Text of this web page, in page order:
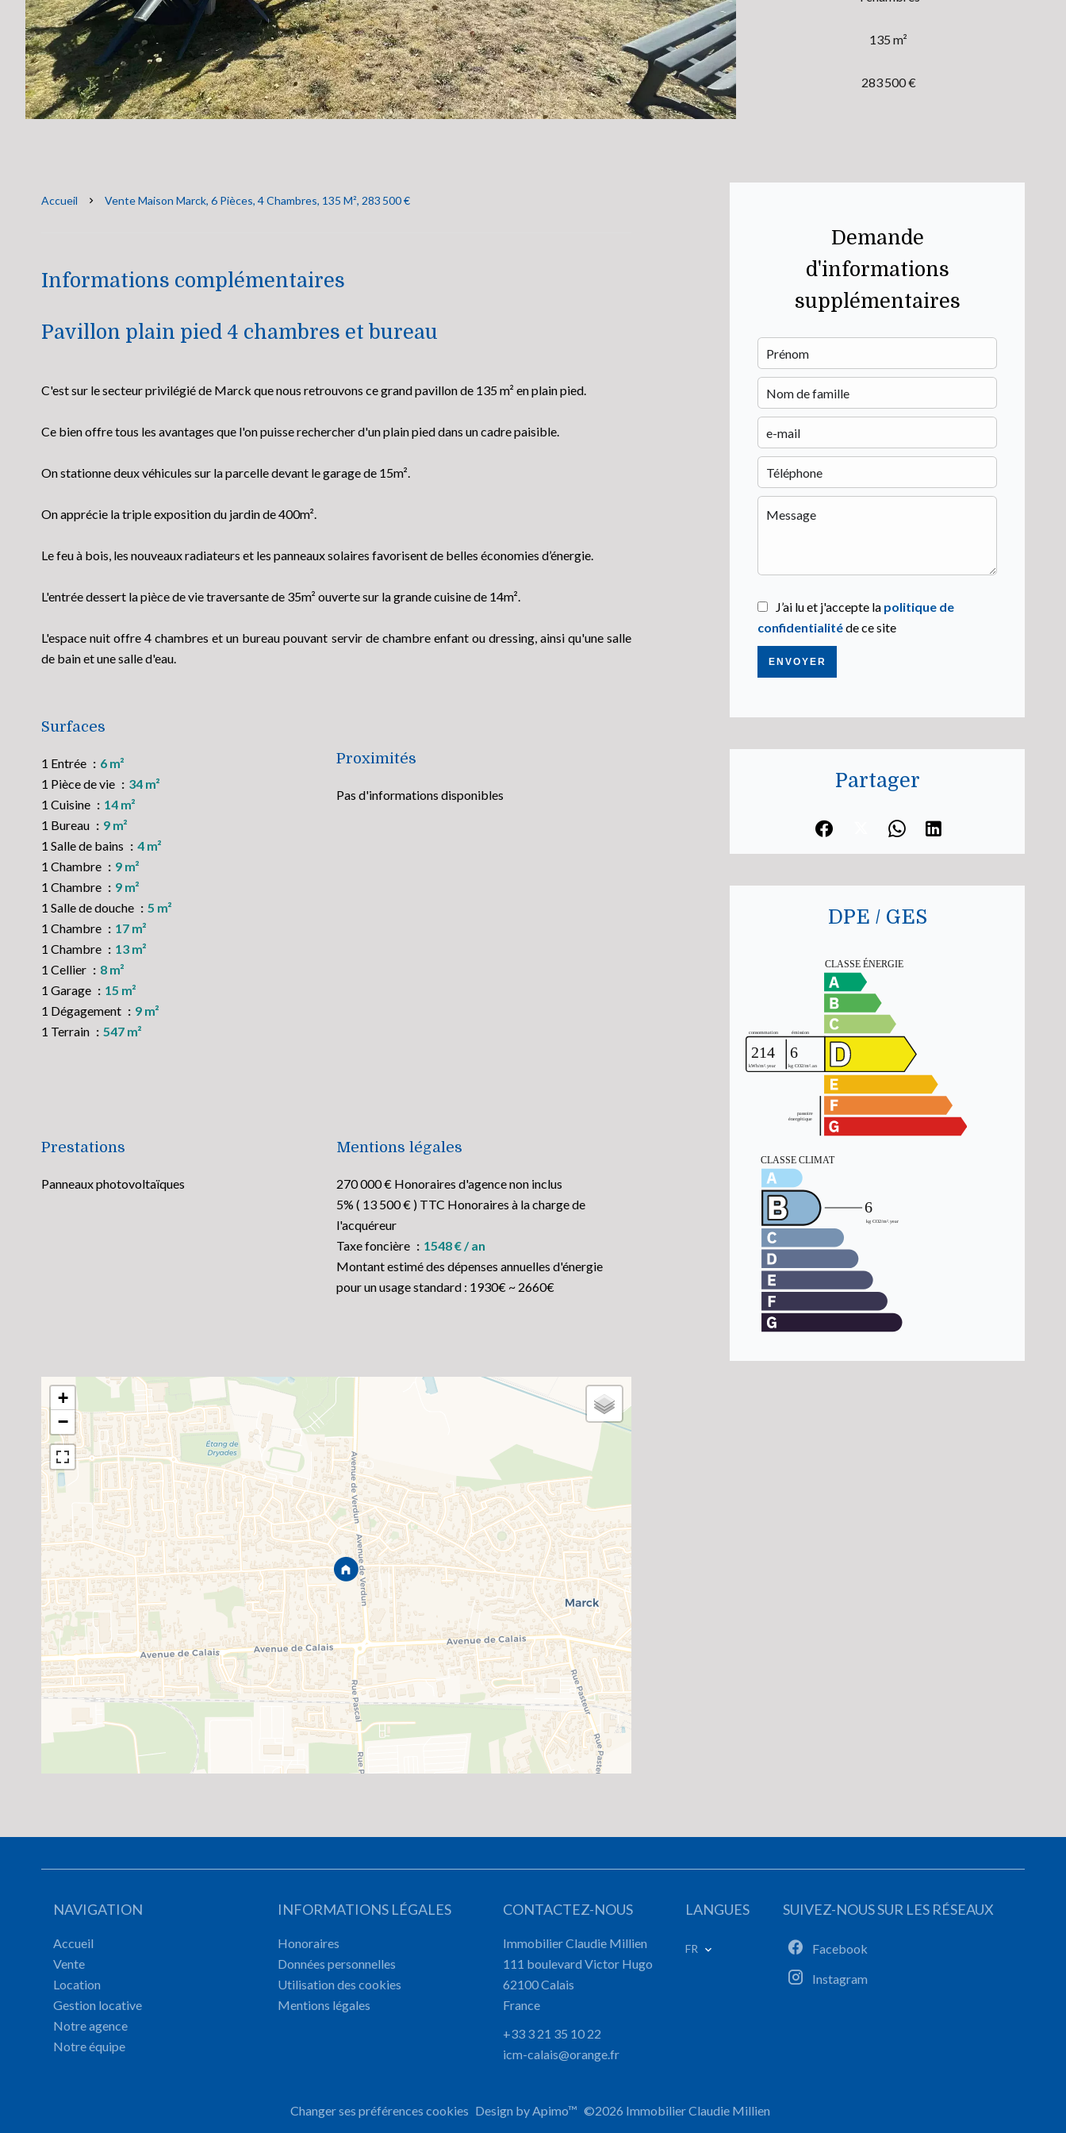
135 m²
283 500 €
Accueil Vente Maison Marck, 6 Pièces, 4 Chambres, 135 M², 283 500 €
Informations complémentaires
Pavillon plain pied 4 chambres et bureau
C'est sur le secteur privilégié de Marck que nous retrouvons ce grand pavillon de 135 m² en plain pied.
Ce bien offre tous les avantages que l'on puisse rechercher d'un plain pied dans un cadre paisible.
On stationne deux véhicules sur la parcelle devant le garage de 15m².
On apprécie la triple exposition du jardin de 400m².
Le feu à bois, les nouveaux radiateurs et les panneaux solaires favorisent de belles économies d’énergie.
L'entrée dessert la pièce de vie traversante de 35m² ouverte sur la grande cuisine de 14m².
L'espace nuit offre 4 chambres et un bureau pouvant servir de chambre enfant ou dressing, ainsi qu'une salle
de bain et une salle d'eau.
Surfaces
1 Entrée
6 m²
1 Pièce de vie
34 m²
1 Cuisine
14 m²
1 Bureau
9 m²
1 Salle de bains
4 m²
1 Chambre
9 m²
1 Chambre
9 m²
1 Salle de douche
5 m²
1 Chambre
17 m²
1 Chambre
13 m²
1 Cellier
8 m²
1 Garage
15 m²
1 Dégagement
9 m²
1 Terrain
547 m²
Proximités
Pas d'informations disponibles
Prestations
Panneaux photovoltaïques
Mentions légales
270 000 € Honoraires d'agence non inclus
5% ( 13 500 € ) TTC Honoraires à la charge de
l'acquéreur
Taxe foncière
1548 € / an
Montant estimé des dépenses annuelles d'énergie
pour un usage standard : 1930€ ~ 2660€
+
−
Demande
d'informations
supplémentaires
J’ai lu et j'accepte la politique de
confidentialitéde ce site
ENVOYER
Partager
DPE / GES
NAVIGATION
Accueil
Vente
Location
Gestion locative
Notre agence
Notre équipe
INFORMATIONS LÉGALES
Honoraires
Données personnelles
Utilisation des cookies
Mentions légales
CONTACTEZ-NOUS
Immobilier Claudie Millien
111 boulevard Victor Hugo
62100Calais
France
+33 3 21 35 10 22
icm-calais@orange.fr
LANGUES
FR
SUIVEZ-NOUS SUR LES RÉSEAUX
Facebook
Instagram
Changer ses préférences cookies Design byApimo™ ©2026 Immobilier Claudie Millien